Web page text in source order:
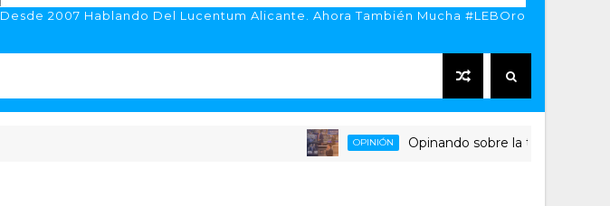
Desde 2007 Hablando Del Lucentum Alicante. Ahora También Mucha #LEBOro
OPINIÓN Opinando sobre la triste despedida